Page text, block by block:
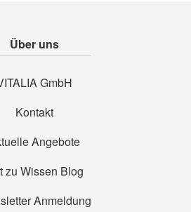
Über uns
GmbH
Kontakt
Angebote
zu Wissen Blog
Anmeldung